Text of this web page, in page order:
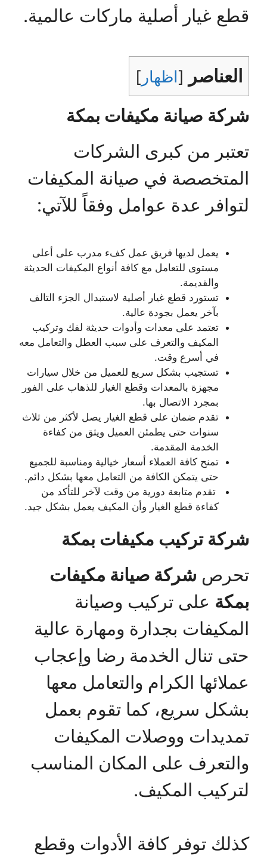
قطع غيار أصلية ماركات عالمية.
العناصر [اظهار ]
شركة صيانة مكيفات بمكة
تعتبر من كبرى الشركات
المتخصصة في صيانة المكيفات
لتوافر عدة عوامل وفقاً للآتي:
يعمل لديها فريق عمل كفء مدرب على أعلى
مستوى للتعامل مع كافة أنواع المكيفات الحديثة
والقديمة.
تستورد قطع غيار أصلية لاستبدال الجزء التالف
بآخر يعمل بجودة عالية.
تعتمد على معدات وأدوات حديثة لفك وتركيب
المكيف والتعرف على سبب العطل والتعامل معه
في أسرع وقت.
تستجيب بشكل سريع للعميل من خلال سيارات
مجهزة بالمعدات وقطع الغيار للذهاب على الفور
بمجرد الاتصال بها.
تقدم ضمان على قطع الغيار يصل لأكثر من ثلاث
سنوات حتى يطمئن العميل ويثق من كفاءة
الخدمة المقدمة.
تمنح كافة العملاء أسعار خيالية ومناسبة للجميع
حتى يتمكن الكافة من التعامل معها بشكل دائم.
تقدم متابعة دورية من وقت لآخر للتأكد من
كفاءة قطع الغيار وأن المكيف يعمل بشكل جيد.
شركة تركيب مكيفات بمكة
تحرص شركة صيانة مكيفات
بمكة على تركيب وصيانة
المكيفات بجدارة ومهارة عالية
حتى تنال الخدمة رضا وإعجاب
عملائها الكرام والتعامل معها
بشكل سريع، كما تقوم بعمل
تمديدات ووصلات المكيفات
والتعرف على المكان المناسب
لتركيب المكيف.
كذلك توفر كافة الأدوات وقطع